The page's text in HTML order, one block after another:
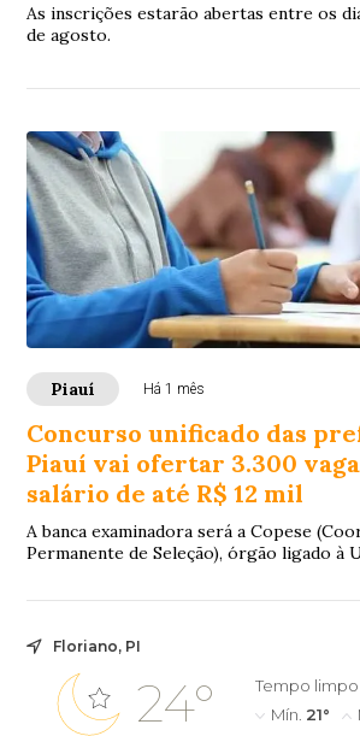
As inscrições estarão abertas entre os
de agosto.
Piauí Há 1 mês
Concurso unificado das
Piauí vai ofertar 3.300
salário de até R$ 12 mil
A banca examinadora será a Copese
Permanente de Seleção), órgão ligado à
Floriano, PI
24°
Tempo limpo
Mín. 21°